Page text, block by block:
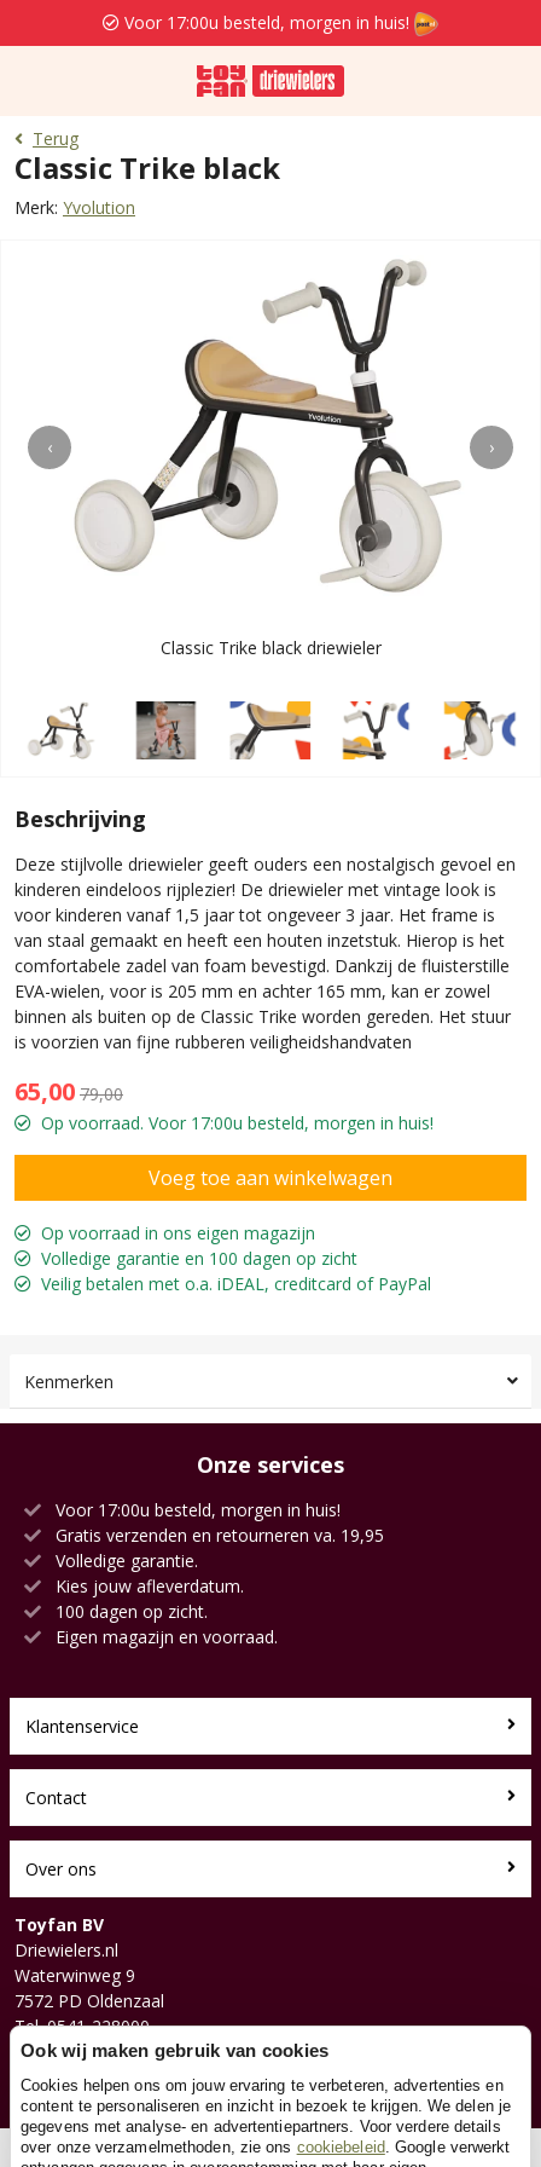
Voor 17:00u besteld, morgen in huis!
Terug
Classic Trike black
Merk: Yvolution
‹ ›
Classic Trike black driewieler
Beschrijving
Deze stijlvolle driewieler geeft ouders een nostalgisch gevoel en
kinderen eindeloos rijplezier! De driewieler met vintage look is
voor kinderen vanaf 1,5 jaar tot ongeveer 3 jaar. Het frame is
van staal gemaakt en heeft een houten inzetstuk. Hierop is het
comfortabele zadel van foam bevestigd. Dankzij de fluisterstille
EVA-wielen, voor is 205 mm en achter 165 mm, kan er zowel
binnen als buiten op de Classic Trike worden gereden. Het stuur
is voorzien van fijne rubberen veiligheidshandvaten
65,00 79,00
Op voorraad. Voor 17:00u besteld, morgen in huis!
Op voorraad in ons eigen magazijn
Volledige garantie en 100 dagen op zicht
Veilig betalen met o.a. iDEAL, creditcard of PayPal
Kenmerken
Onze services
Voor 17:00u besteld, morgen in huis!
Gratis verzenden en retourneren va. 19,95
Volledige garantie.
Kies jouw afleverdatum.
100 dagen op zicht.
Eigen magazijn en voorraad.
Klantenservice
Contact
Over ons
Toyfan BV
Driewielers.nl
Waterwinweg 9
7572 PD Oldenzaal
Tel. 0541-228000
Facebook
Instagram
© 2026 Toyfan BV
Ook wij maken gebruik van cookies
Cookies helpen ons om jouw ervaring te verbeteren, advertenties en
content te personaliseren en inzicht in bezoek te krijgen. We delen je
gegevens met analyse- en advertentiepartners. Voor verdere details
over onze verzamelmethoden, zie ons cookiebeleid. Google verwerkt